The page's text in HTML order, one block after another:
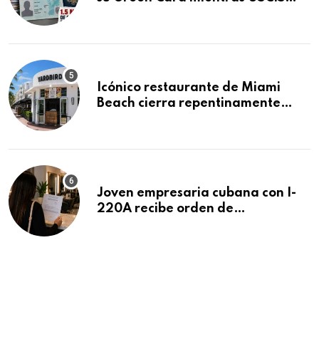
Icónico restaurante de Miami
Beach cierra repentinamente
Joven empresaria cubana con I-
220A recibe orden de